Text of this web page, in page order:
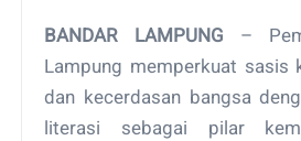
BANDAR LAMPUNG –
Lampung memperkuat sasis
dan kecerdasan bangsa
literasi sebagai pilar